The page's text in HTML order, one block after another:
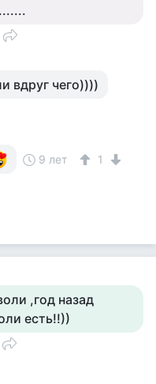
вдруг чего))))
9 лет 1
,год назад
есть!!))